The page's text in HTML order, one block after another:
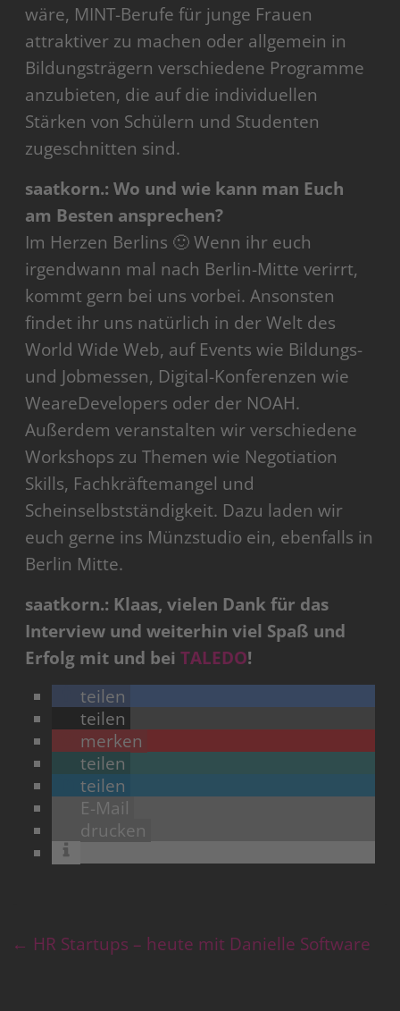
wäre, MINT-Berufe für junge Frauen
attraktiver zu machen oder allgemein in
Bildungsträgern verschiedene Programme
anzubieten, die auf die individuellen
Stärken von Schülern und Studenten
zugeschnitten sind.
saatkorn.: Wo und wie kann man Euch
am Besten ansprechen?
Im Herzen Berlins 🙂 Wenn ihr euch
irgendwann mal nach Berlin-Mitte verirrt,
kommt gern bei uns vorbei. Ansonsten
findet ihr uns natürlich in der Welt des
World Wide Web, auf Events wie Bildungs-
und Jobmessen, Digital-Konferenzen wie
WeareDevelopers oder der NOAH.
Außerdem veranstalten wir verschiedene
Workshops zu Themen wie Negotiation
Skills, Fachkräftemangel und
Scheinselbstständigkeit. Dazu laden wir
euch gerne ins Münzstudio ein, ebenfalls in
Berlin Mitte.
saatkorn.: Klaas, vielen Dank für das
Interview und weiterhin viel Spaß und
Erfolg mit und beiTALEDO!
teilen
teilen
merken
teilen
teilen
E-Mail
drucken
← HR Startups – heute mit Danielle Software